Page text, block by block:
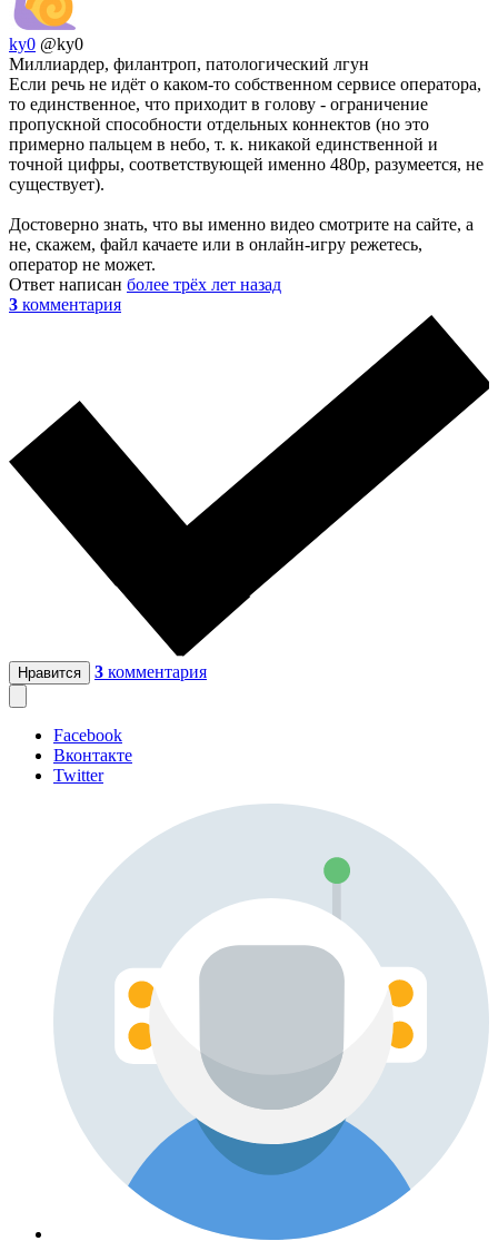
ky0 @ky0
Миллиардер, филантроп, патологический лгун
Если речь не идёт о каком-то собственном сервисе оператора,
то единственное, что приходит в голову - ограничение
пропускной способности отдельных коннектов (но это
примерно пальцем в небо, т. к. никакой единственной и
точной цифры, соответствующей именно 480р, разумеется, не
существует).
Достоверно знать, что вы именно видео смотрите на сайте, а
не, скажем, файл качаете или в онлайн-игру режетесь,
оператор не может.
Ответ написан более трёх лет назад
3 комментария
Нравится 3 комментария
Facebook
Вконтакте
Twitter